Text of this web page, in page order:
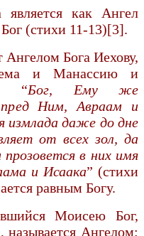
как Ангел
(стихи 11-13)[3].
Ангелом Бога Иехову,
и Манассию и
“Бог, Ему же
Ним, Авраам и
даже до дне
от всех зол, да
в них имя
и Исаака” (стихи
равным Богу.
Моисею Бог,
Ангелом: